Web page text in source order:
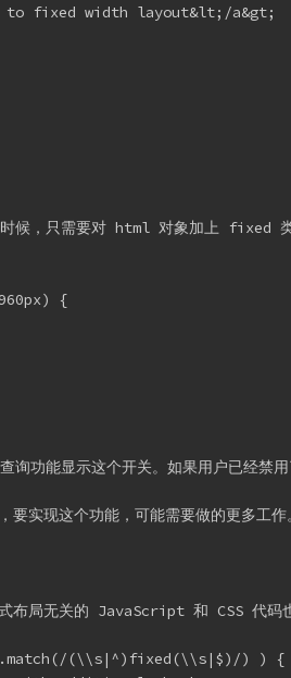
fixed width layout&lt;/a&gt;
候，只需要对 html 对象加上 fixed 类
{
功能显示这个开关。如果用户已经禁
要实现这个功能，可能需要做的更多
布局无关的 JavaScript 和 CSS 代码
(\\s|^)fixed(\\s|$)/) ) {